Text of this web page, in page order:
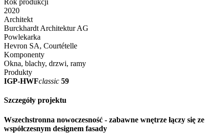
Rok produkcji
2020
Architekt
Burckhardt Architektur AG
Powlekarka
Hevron SA, Courtételle
Komponenty
Okna, blachy, drzwi, ramy
Produkty
IGP-HWFclassic 59
Szczegóły projektu
Wszechstronna nowoczesność - zabawne wnętrze łączy się ze
współczesnym designem fasady